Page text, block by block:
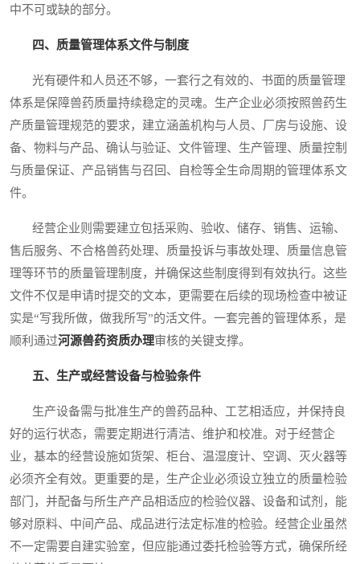
中不可或缺的部分。
四、质量管理体系文件与制度
光有硬件和人员还不够，一套行之有效的、书面的质量管理
体系是保障兽药质量持续稳定的灵魂。生产企业必须按照兽药生
产质量管理规范的要求，建立涵盖机构与人员、厂房与设施、设
备、物料与产品、确认与验证、文件管理、生产管理、质量控制
与质量保证、产品销售与召回、自检等全生命周期的管理体系文
件。
经营企业则需要建立包括采购、验收、储存、销售、运输、
售后服务、不合格兽药处理、质量投诉与事故处理、质量信息管
理等环节的质量管理制度，并确保这些制度得到有效执行。这些
文件不仅是申请时提交的文本，更需要在后续的现场检查中被证
实是“写我所做，做我所写”的活文件。一套完善的管理体系，是
顺利通过河源兽药资质办理审核的关键支撑。
五、生产或经营设备与检验条件
生产设备需与批准生产的兽药品种、工艺相适应，并保持良
好的运行状态，需要定期进行清洁、维护和校准。对于经营企
业，基本的经营设施如货架、柜台、温湿度计、空调、灭火器等
必须齐全有效。更重要的是，生产企业必须设立独立的质量检验
部门，并配备与所生产产品相适应的检验仪器、设备和试剂，能
够对原料、中间产品、成品进行法定标准的检验。经营企业虽然
不一定需要自建实验室，但应能通过委托检验等方式，确保所经